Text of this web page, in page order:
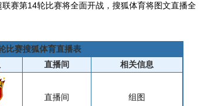
第14轮比赛将全面开战，搜狐体育将图文直播全
比赛搜狐体育直播表
直播间 相关信息
直播间 组图